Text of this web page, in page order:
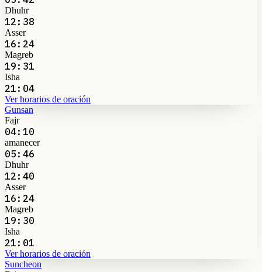
Dhuhr
12:38
Asser
16:24
Magreb
19:31
Isha
21:04
Ver horarios de oración
Gunsan
Fajr
04:10
amanecer
05:46
Dhuhr
12:40
Asser
16:24
Magreb
19:30
Isha
21:01
Ver horarios de oración
Suncheon